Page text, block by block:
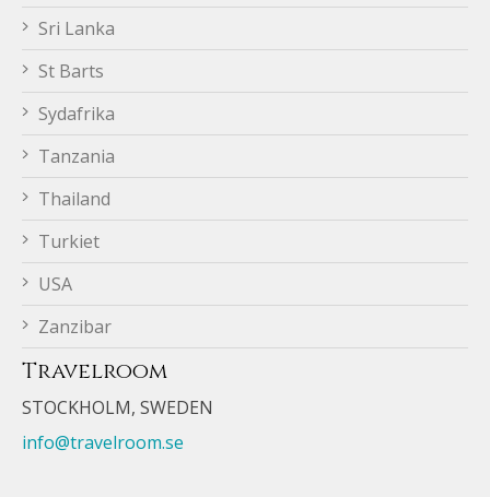
Sri Lanka
St Barts
Sydafrika
Tanzania
Thailand
Turkiet
USA
Zanzibar
Travelroom
STOCKHOLM, SWEDEN
info@travelroom.se